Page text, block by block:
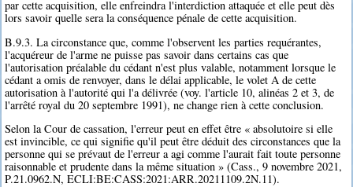
par cette acquisition, elle enfreindra l'interdiction attaquée et elle peut dès
lors savoir quelle sera la conséquence pénale de cette acquisition.
B.9.3. La circonstance que, comme l'observent les parties requérantes,
l'acquéreur de l'arme ne puisse pas savoir dans certains cas que
l'autorisation préalable du cédant n'est plus valable, notamment lorsque le
cédant a omis de renvoyer, dans le délai applicable, le volet A de cette
autorisation à l'autorité qui l'a délivrée (voy. l'article 10, alinéas 2 et 3, de
l'arrêté royal du 20 septembre 1991), ne change rien à cette conclusion.
Selon la Cour de cassation, l'erreur peut en effet être « absolutoire si elle
est invincible, ce qui signifie qu'il peut être déduit des circonstances que la
personne qui se prévaut de l'erreur a agi comme l'aurait fait toute personne
raisonnable et prudente dans la même situation » (Cass., 9 novembre 2021,
P.21.0962.N, ECLI:BE:CASS:2021:ARR.20211109.2N.11).